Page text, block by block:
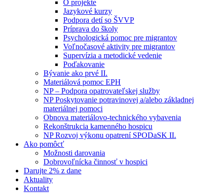
O projekte
Jazykové kurzy
Podpora detí so ŠVVP
Príprava do školy
Psychologická pomoc pre migrantov
Voľnočasové aktivity pre migrantov
Supervízia a metodické vedenie
Poďakovanie
Bývanie ako prvé II.
Materiálová pomoc EPH
NP – Podpora opatrovateľskej služby
NP Poskytovanie potravinovej a/alebo základnej
materiálnej pomoci
Obnova materiálovo-technického vybavenia
Rekonštrukcia kamenného hospicu
NP Rozvoj výkonu opatrení SPODaSK II.
Ako pomôcť
Možnosti darovania
Dobrovoľnícka činnosť v hospici
Darujte 2% z dane
Aktuality
Kontakt